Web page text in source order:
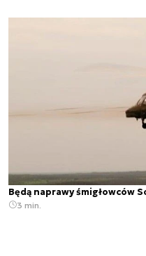
Będą naprawy śmigłowców
3 min.